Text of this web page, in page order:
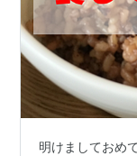
明けましておめ